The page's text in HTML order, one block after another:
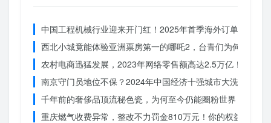
中国工程机械行业迎来开门红！2025年首季海外订单激增，
西北小城竟能体验亚洲票房第一的哪吒2，台青们为何如此惊
农村电商迅猛发展，2023年网络零售额高达2.5万亿！你还在
南京守门员地位不保？2024年中国经济十强城市大洗牌
千年前的奢侈品顶流秘色瓷，为何至今仍能圈粉世界？揭秘
重庆燃气收费异常，整改不力罚金810万元！你的权益被侵犯